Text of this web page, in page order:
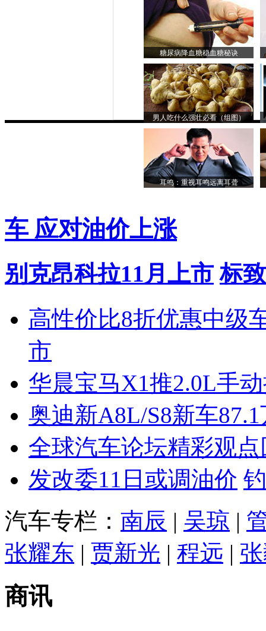
糖尿病降血糖稳血糖秘诀
男人吃什么强壮必看（组图）
耳鸣：重视耳鸣远离耳聋
车 应对油价上涨
别克昂科拉11月上市 标
高性价比8折优惠中级
市
华晨宝马X1推2.0L手
奥迪新A8L/S8新车
全球汽车论坛精彩观点
发改委11日或调油价
汽车专栏： 南辰 | 吴琼 |
张耀东 | 贾新光 | 程远 |
商讯